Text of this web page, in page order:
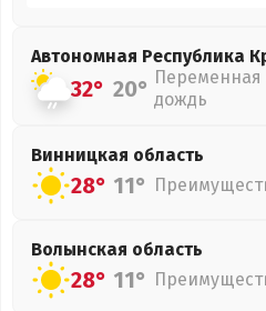
Автономная Республика
32° 20° Переменная
дождь
Винницкая область
28° 11°
Волынская область
28° 11°